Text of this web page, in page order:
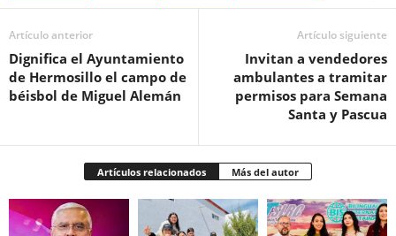
Artículo anterior
Dignifica el Ayuntamiento
de Hermosillo el campo de
béisbol de Miguel Alemán
Artículo siguiente
Invitan a vendedores
ambulantes a tramitar
permisos para Semana
Santa y Pascua
Artículos relacionados Más del autor